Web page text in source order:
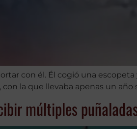
con él. Él cogió una
la que llevaba apenas un
múltiples